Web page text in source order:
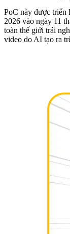
PoC này được triển
2026 vào ngày 11
toàn thế giới trải
video do AI tạo ra